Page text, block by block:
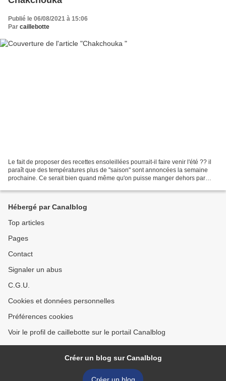
Publié le 06/08/2021 à 15:06
Par caillebotte
Le fait de proposer des recettes ensoleillées pourrait-il faire venir l'été ?? il
paraît que des températures plus de "saison" sont annoncées la semaine
prochaine. Ce serait bien quand même qu'on puisse manger dehors par
Hébergé par Canalblog
Top articles
Pages
Contact
Signaler un abus
C.G.U.
Cookies et données personnelles
Préférences cookies
Voir le profil de caillebotte sur le portail Canalblog
Créer un blog sur Canalblog